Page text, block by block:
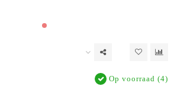
Op voorraad (4)